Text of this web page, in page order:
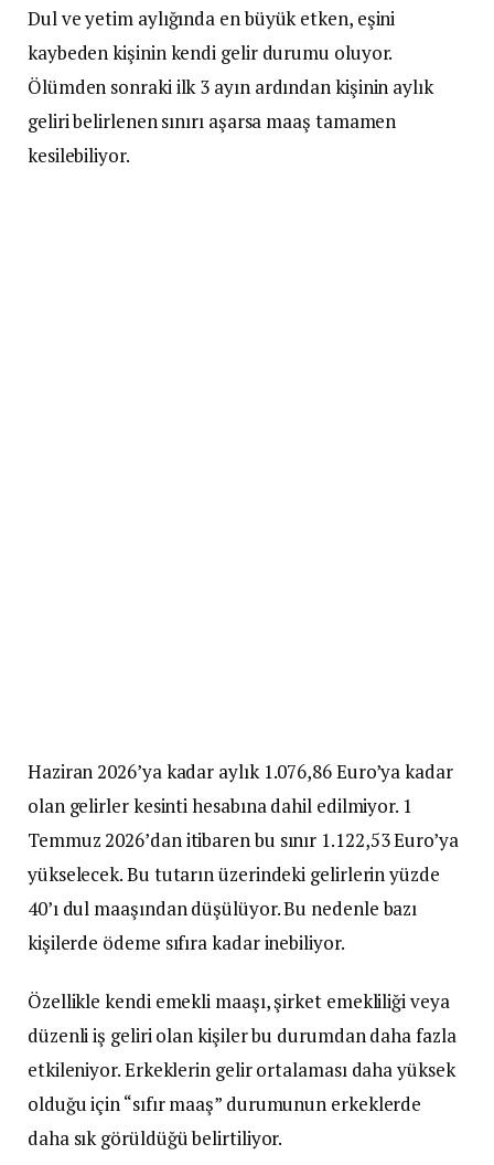
Dul ve yetim aylığında en büyük etken, eşini
kaybeden kişinin kendi gelir durumu oluyor.
Ölümden sonraki ilk 3 ayın ardından kişinin aylık
geliri belirlenen sınırı aşarsa maaş tamamen
kesilebiliyor.
Haziran 2026’ya kadar aylık 1.076,86 Euro’ya kadar
olan gelirler kesinti hesabına dahil edilmiyor. 1
Temmuz 2026’dan itibaren bu sınır 1.122,53 Euro’ya
yükselecek. Bu tutarın üzerindeki gelirlerin yüzde
40’ı dul maaşından düşülüyor. Bu nedenle bazı
kişilerde ödeme sıfıra kadar inebiliyor.
Özellikle kendi emekli maaşı, şirket emekliliği veya
düzenli iş geliri olan kişiler bu durumdan daha fazla
etkileniyor. Erkeklerin gelir ortalaması daha yüksek
olduğu için “sıfır maaş” durumunun erkeklerde
daha sık görüldüğü belirtiliyor.